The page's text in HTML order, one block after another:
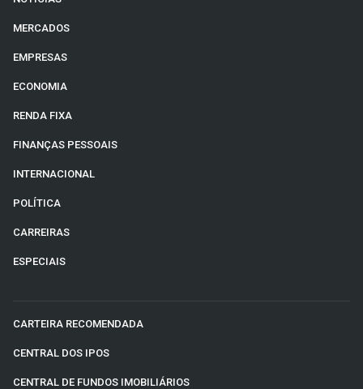
MERCADOS
EMPRESAS
ECONOMIA
RENDA FIXA
FINANÇAS PESSOAIS
INTERNACIONAL
POLÍTICA
CARREIRAS
ESPECIAIS
CARTEIRA RECOMENDADA
CENTRAL DOS IPOS
CENTRAL DE FUNDOS IMOBILIÁRIOS